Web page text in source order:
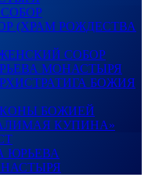
(ХРАМ РОЖДЕСТВА
СОБОР
МОНАСТЫРЯ
БОЖИЯ
БОЖИЕЙ
КУПИНА»
ЮРЬЕВА